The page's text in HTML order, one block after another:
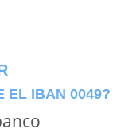
EL IBAN 0049?